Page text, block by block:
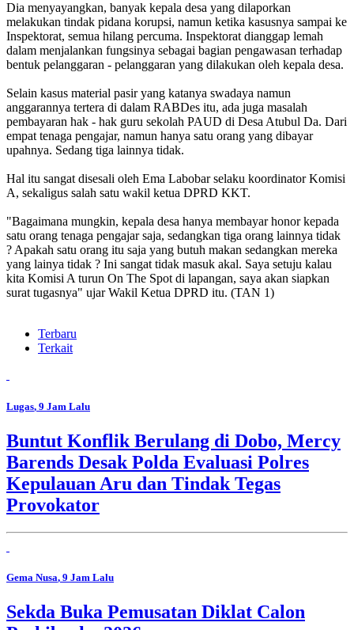
Dia menyayangkan, banyak kepala desa yang dilaporkan
melakukan tindak pidana korupsi, namun ketika kasusnya sampai ke
Inspektorat, semua hilang percuma. Inspektorat dianggap lemah
dalam menjalankan fungsinya sebagai bagian pengawasan terhadap
bentuk pelanggaran - pelanggaran yang dilakukan oleh kepala desa.
Selain kasus material pasir yang katanya swadaya namun
anggarannya tertera di dalam RABDes itu, ada juga masalah
pembayaran hak - hak guru sekolah PAUD di Desa Atubul Da. Dari
empat tenaga pengajar, namun hanya satu orang yang dibayar
upahnya. Sedang tiga lainnya tidak.
Hal itu sangat disesali oleh Ema Labobar selaku koordinator Komisi
A, sekaligus salah satu wakil ketua DPRD KKT.
"Bagaimana mungkin, kepala desa hanya membayar honor kepada
satu orang tenaga pengajar saja, sedangkan tiga orang lainnya tidak
? Apakah satu orang itu saja yang butuh makan sedangkan mereka
yang lainya tidak ? Ini sangat tidak masuk akal. Saya setuju kalau
kita Komisi A turun On The Spot di lapangan, saya akan siapkan
surat tugasnya" ujar Wakil Ketua DPRD itu. (TAN 1)
Terbaru
Terkait
Lugas, 9 Jam Lalu
Buntut Konflik Berulang di Dobo, Mercy
Barends Desak Polda Evaluasi Polres
Kepulauan Aru dan Tindak Tegas
Provokator
Gema Nusa, 9 Jam Lalu
Sekda Buka Pemusatan Diklat Calon